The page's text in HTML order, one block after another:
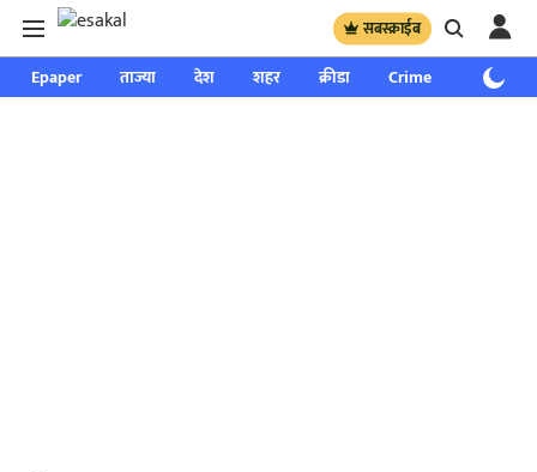
सबस्क्राईब
Epaper ताज्या देश शहर क्रीडा Crime साप्ताहिक